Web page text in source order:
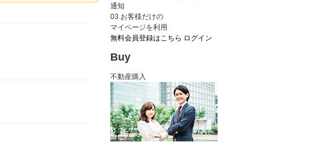
通知
03 お客様だけの
マイページを利用
無料会員登録はこちら ログイン
Buy
不動産購入